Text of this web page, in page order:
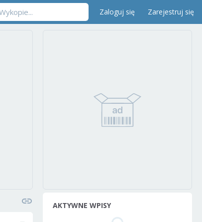
Zaloguj się Zarejestruj się
AKTYWNE WPISY